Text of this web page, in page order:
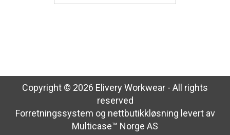
Copyright © 2026 Elivery Workwear - All rights
reserved
Forretningssystem og nettbutikkløsning levert av
Multicase™ Norge AS